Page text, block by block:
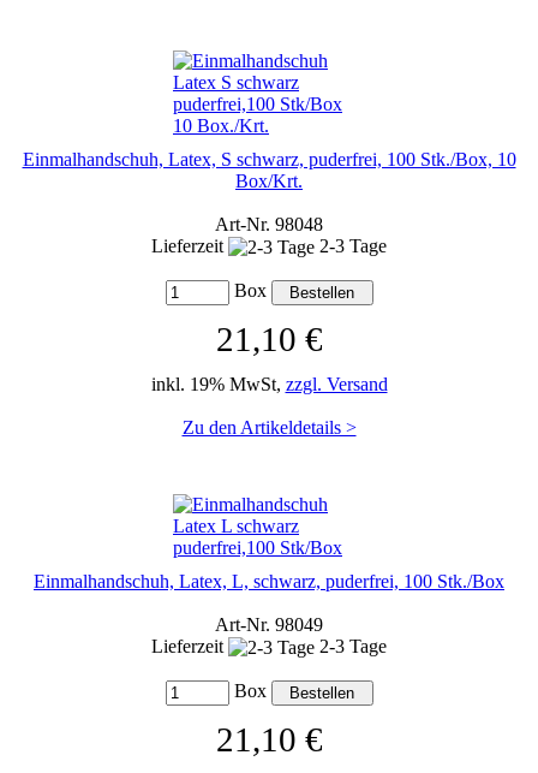
Einmalhandschuh, Latex, S schwarz, puderfrei, 100 Stk./Box, 10
Box/Krt.
Art-Nr. 98048
Lieferzeit
2-3 Tage
Box
21,10 €
inkl. 19% MwSt, zzgl. Versand
Zu den Artikeldetails >
Einmalhandschuh, Latex, L, schwarz, puderfrei, 100 Stk./Box
Art-Nr. 98049
Lieferzeit
2-3 Tage
Box
21,10 €